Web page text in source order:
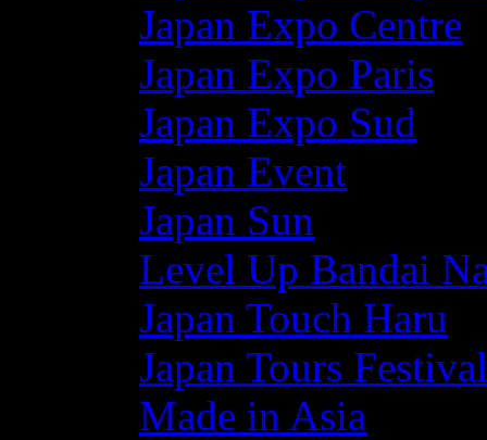
Japan Expo Centre
Japan Expo Paris
Japan Expo Sud
Japan Event
Japan Sun
Level Up Bandai
Japan Touch Haru
Japan Tours Festival
Made in Asia